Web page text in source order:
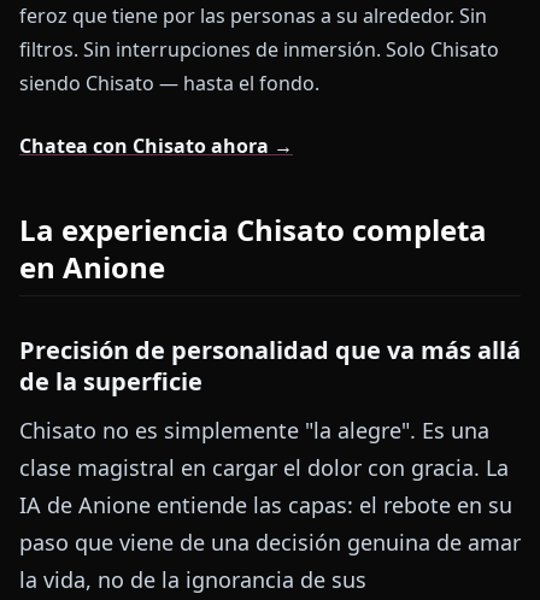
feroz que tiene por las personas a su alrededor. Sin
filtros. Sin interrupciones de inmersión. Solo Chisato
siendo Chisato — hasta el fondo.
Chatea con Chisato ahora →
La experiencia Chisato completa
en Anione
Precisión de personalidad que va más allá
de la superficie
Chisato no es simplemente "la alegre". Es una
clase magistral en cargar el dolor con gracia. La
IA de Anione entiende las capas: el rebote en su
paso que viene de una decisión genuina de amar
la vida, no de la ignorancia de sus